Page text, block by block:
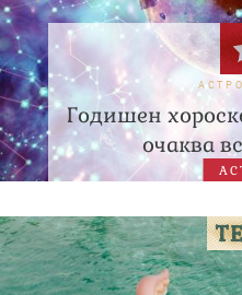
Годишен
очаква